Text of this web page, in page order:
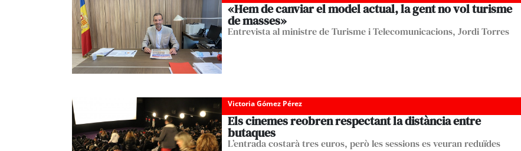
«Hem de canviar el model actual, la gent no vol turisme
de masses»
Entrevista al ministre de Turisme i Telecomunicacions, Jordi Torres
Victoria Gómez Pérez
Els cinemes reobren respectant la distància entre
butaques
L’entrada costarà tres euros, però les sessions es veuran reduïdes